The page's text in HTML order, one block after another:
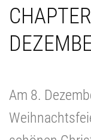
Am 8.